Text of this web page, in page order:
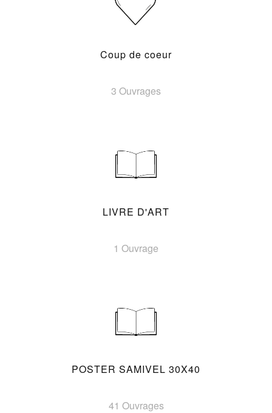
Coup de coeur
3 Ouvrages
LIVRE D'ART
1 Ouvrage
POSTER SAMIVEL 30X40
41 Ouvrages